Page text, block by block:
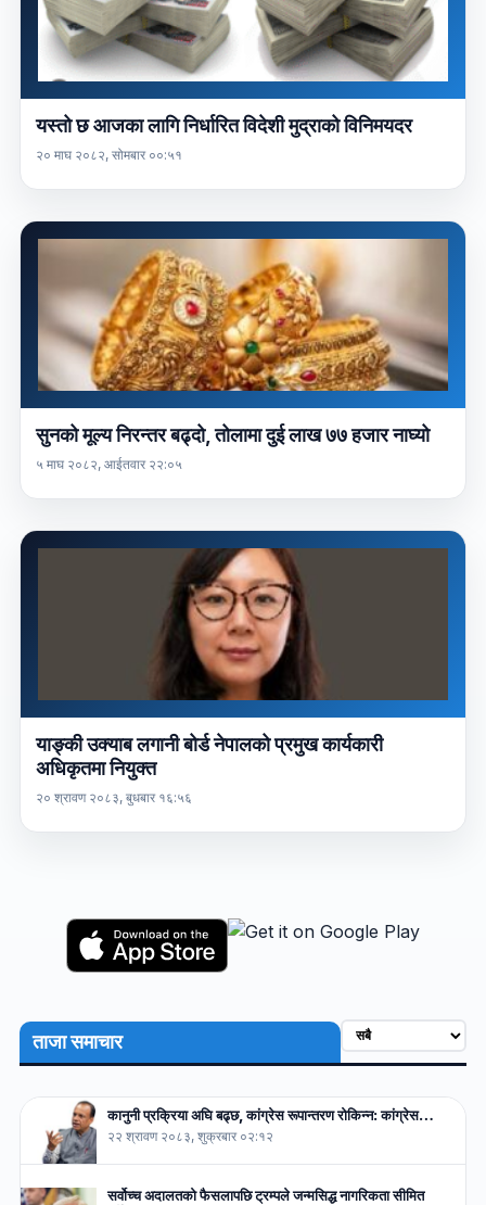
यस्तो छ आजका लागि निर्धारित विदेशी मुद्राको विनिमयदर
२० माघ २०८२, सोमबार ००:५१
सुनको मूल्य निरन्तर बढ्दो, तोलामा दुई लाख ७७ हजार नाघ्यो
५ माघ २०८२, आईतवार २२:०५
याङ्की उक्याब लगानी बोर्ड नेपालको प्रमुख कार्यकारी
अधिकृतमा नियुक्त
२० श्रावण २०८३, बुधबार १६:५६
ताजा समाचार
कानुनी प्रक्रिया अघि बढ्छ, कांग्रेस रूपान्तरण रोकिन्न: कांग्रेस…
२२ श्रावण २०८३, शुक्रबार ०२:१२
सर्वोच्च अदालतको फैसलापछि ट्रम्पले जन्मसिद्ध नागरिकता सीमित